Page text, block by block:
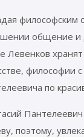
философским
общение и
Левенков
философии
по
поэтому,